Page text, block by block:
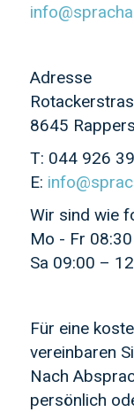
Adresse
8645
T: 044 926
E:
Wir sind wie
Mo - Fr
Sa 09:00 –
Für eine
vereinbaren
Nach
persönlich